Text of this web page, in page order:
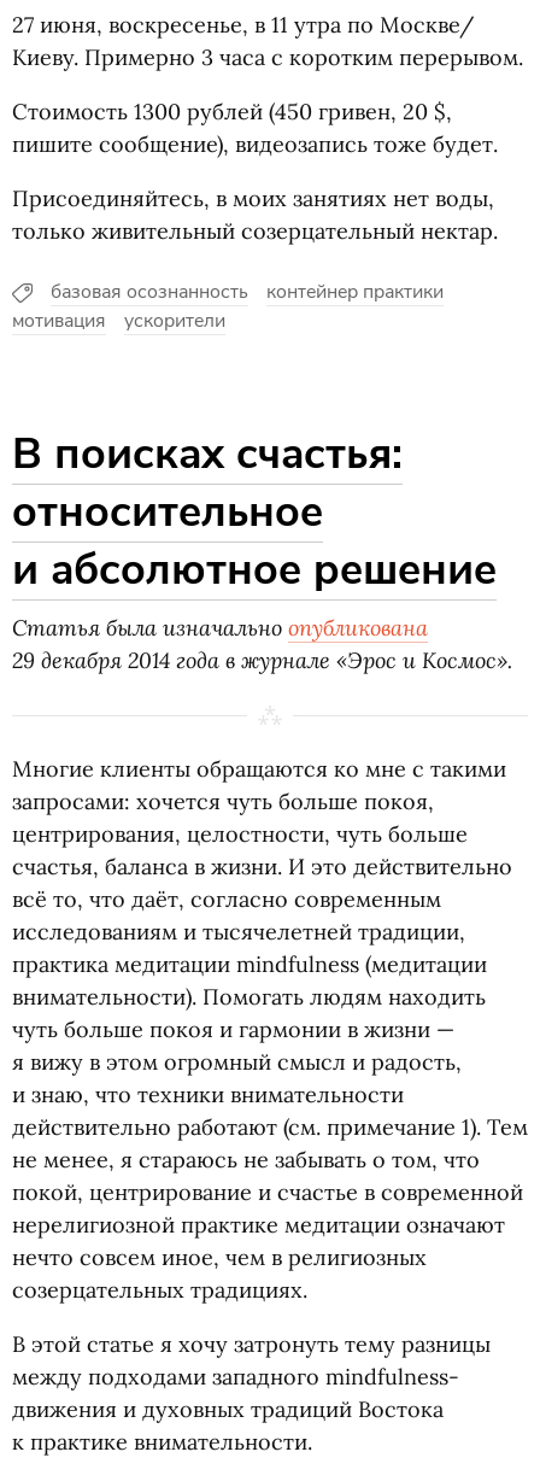
27 июня, воскресенье, в 11 утра по Москве/
Киеву. Примерно 3 часа с коротким перерывом.
Стоимость 1300 рублей (450 гривен, 20 $,
пишите сообщение), видеозапись тоже будет.
Присоединяйтесь, в моих занятиях нет воды,
только живительный созерцательный нектар.
базовая осознанность
контейнер практики
мотивация
ускорители
В поисках счастья:
относительное
и абсолютное решение
Статья была изначально опубликована
29 декабря 2014 года в журнале «Эрос и Космос».
Многие клиенты обращаются ко мне с такими
запросами: хочется чуть больше покоя,
центрирования, целостности, чуть больше
счастья, баланса в жизни. И это действительно
всё то, что даёт, согласно современным
исследованиям и тысячелетней традиции,
практика медитации mindfulness (медитации
внимательности). Помогать людям находить
чуть больше покоя и гармонии в жизни —
я вижу в этом огромный смысл и радость,
и знаю, что техники внимательности
действительно работают (см. примечание 1). Тем
не менее, я стараюсь не забывать о том, что
покой, центрирование и счастье в современной
нерелигиозной практике медитации означают
нечто совсем иное, чем в религиозных
созерцательных традициях.
В этой статье я хочу затронуть тему разницы
между подходами западного mindfulness-
движения и духовных традиций Востока
к практике внимательности.